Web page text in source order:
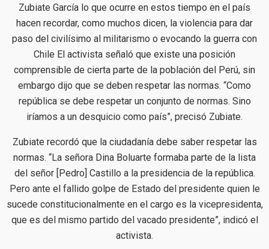
Zubiate García lo que ocurre en estos tiempo en el país
hacen recordar, como muchos dicen, la violencia para dar
paso del civilísimo al militarismo o evocando la guerra con
Chile El activista señaló que existe una posición
comprensible de cierta parte de la población del Perú, sin
embargo dijo que se deben respetar las normas. “Como
república se debe respetar un conjunto de normas. Sino
iríamos a un desquicio como país”, precisó Zubiate.
Zubiate recordó que la ciudadanía debe saber respetar las
normas. “La señora Dina Boluarte formaba parte de la lista
del señor [Pedro] Castillo a la presidencia de la república.
Pero ante el fallido golpe de Estado del presidente quien le
sucede constitucionalmente en el cargo es la vicepresidenta,
que es del mismo partido del vacado presidente”, indicó el
activista.